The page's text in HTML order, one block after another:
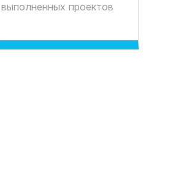
выполненных проектов